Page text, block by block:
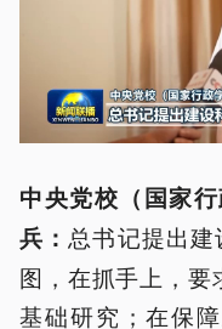
中央党校（国家
兵：总书记提出建
图，在抓手上，
基础研究；在保